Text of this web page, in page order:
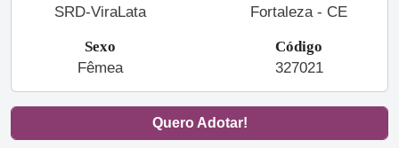
SRD-ViraLata
Fortaleza - CE
Sexo
Fêmea
Código
327021
Quero Adotar!